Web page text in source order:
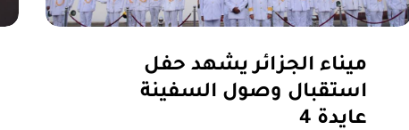
ميناء الجزائر يشهد حفل
استقبال وصول السفينة
عايدة 4